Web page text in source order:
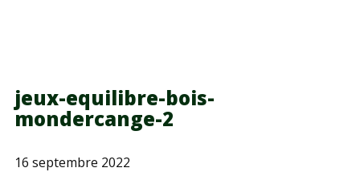
jeux-equilibre-bois-
mondercange-2
16 septembre 2022